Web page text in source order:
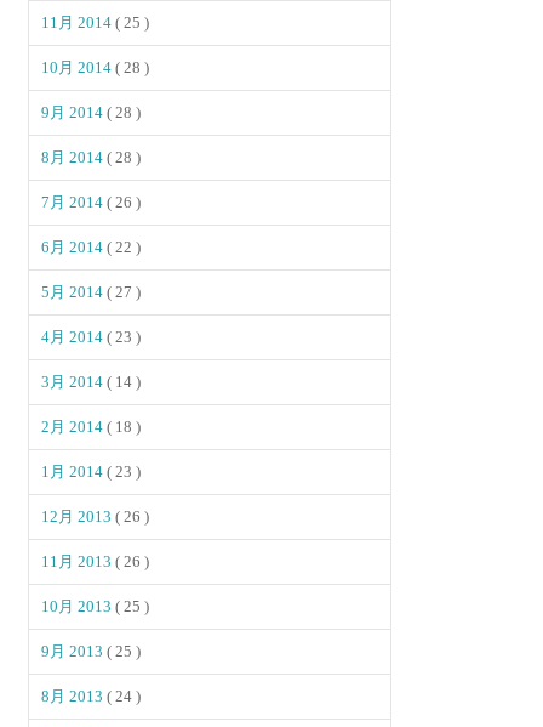
11月 2014( 25 )
10月 2014( 28 )
9月 2014( 28 )
8月 2014( 28 )
7月 2014( 26 )
6月 2014( 22 )
5月 2014( 27 )
4月 2014( 23 )
3月 2014( 14 )
2月 2014( 18 )
1月 2014( 23 )
12月 2013( 26 )
11月 2013( 26 )
10月 2013( 25 )
9月 2013( 25 )
8月 2013( 24 )